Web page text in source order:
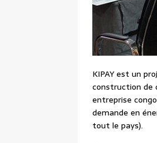
KIPAY est un
construction de
entreprise
demande en
tout le pays).